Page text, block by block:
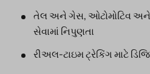
તેલ અને ગેસ, ઓટોમોટિવ અને
સેવામાં નિપુણતા
રીઅલ-ટાઇમ ટ્રેકિંગ માટે